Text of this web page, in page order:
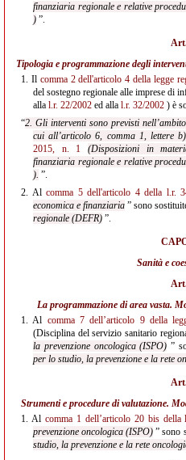
finanziaria regionale e relative
) ”.
Tipologia e programmazione degli
1. Il comma 2 dell'articolo 4 della legge
del sostegno regionale alle imprese di
alla l.r. 22/2002 ed alla l.r. 32/2002 ) è
“2. Gli interventi sono previsti
cui all’articolo 6, comma 1, lettere
2015, n. 1
(Disposizioni in
finanziaria regionale e relative
). ”.
2. Al comma 5 dell'articolo 4 della l.r.
economica e finanziaria ” sono
regionale (DEFR) ”.
Sanità e
La programmazione di area vasta.
1. Al comma 7 dell’articolo 9 della
(Disciplina del servizio sanitario
la prevenzione oncologica (ISPO) ”
per lo studio, la prevenzione e la rete
Strumenti e procedure di valutazione.
1. Al comma 1 dell’articolo 20 bis della
prevenzione oncologica (ISPO) ” sono
studio, la prevenzione e la rete